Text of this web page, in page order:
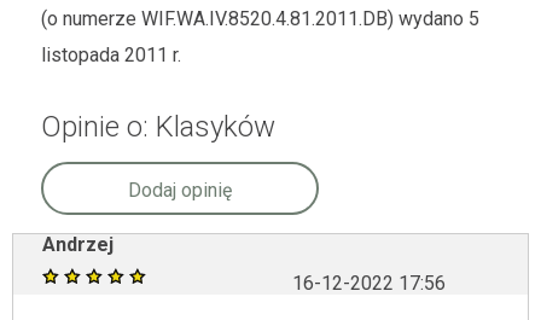
(o numerze WIF.WA.IV.8520.4.81.2011.DB) wydano 5
listopada 2011 r.
Opinie o: Klasyków
Dodaj opinię
Andrzej
16-12-2022 17:56